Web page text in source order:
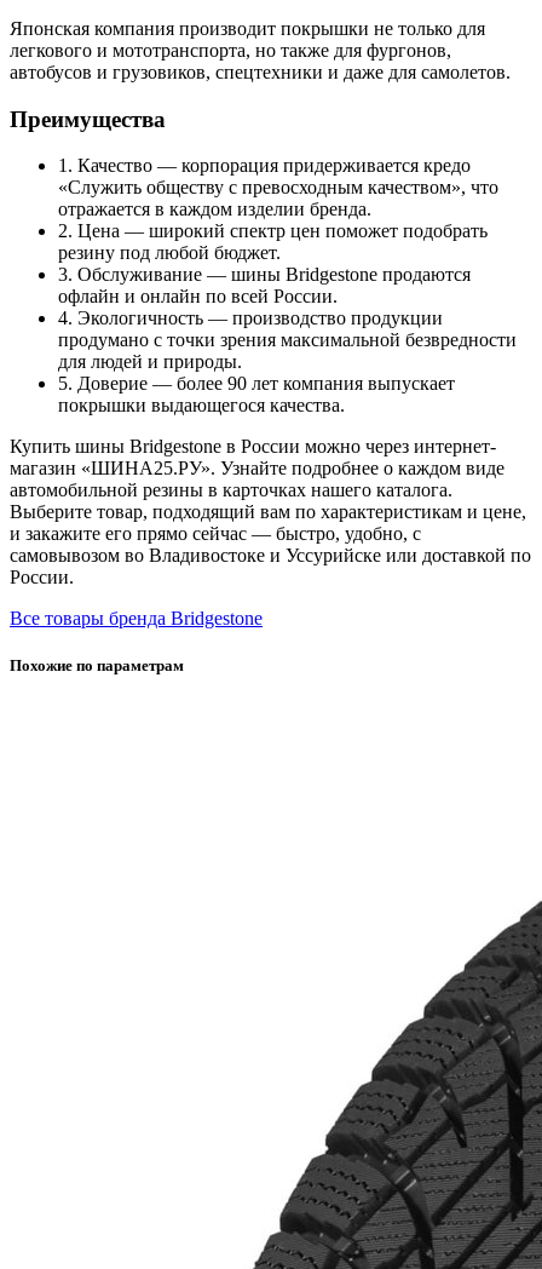
Японская компания производит покрышки не только для
легкового и мототранспорта, но также для фургонов,
автобусов и грузовиков, спецтехники и даже для самолетов.
Преимущества
1. Качество — корпорация придерживается кредо
«Служить обществу с превосходным качеством», что
отражается в каждом изделии бренда.
2. Цена — широкий спектр цен поможет подобрать
резину под любой бюджет.
3. Обслуживание — шины Bridgestone продаются
офлайн и онлайн по всей России.
4. Экологичность — производство продукции
продумано с точки зрения максимальной безвредности
для людей и природы.
5. Доверие — более 90 лет компания выпускает
покрышки выдающегося качества.
Купить шины Bridgestone в России можно через интернет-
магазин «ШИНА25.РУ». Узнайте подробнее о каждом виде
автомобильной резины в карточках нашего каталога.
Выберите товар, подходящий вам по характеристикам и цене,
и закажите его прямо сейчас — быстро, удобно, с
самовывозом во Владивостоке и Уссурийске или доставкой по
России.
Все товары бренда Bridgestone
Похожие по параметрам